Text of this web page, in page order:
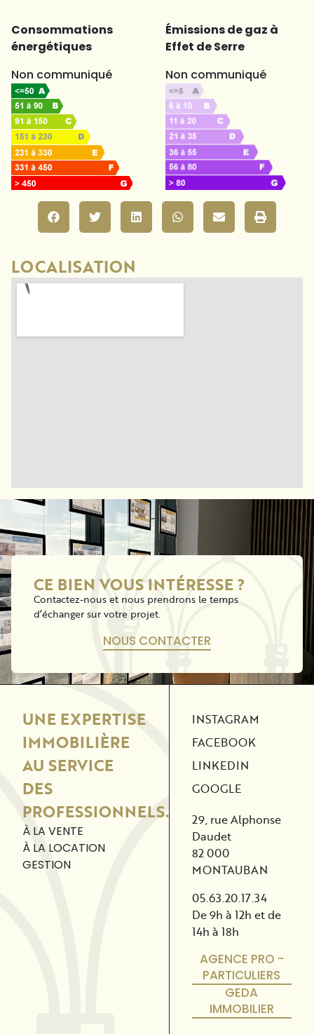
Consommations
énergétiques
Non communiqué
Émissions de gaz à
Effet de Serre
Non communiqué
LOCALISATION
CE BIEN VOUS INTÉRESSE ?
Contactez-nous et nous prendrons le temps
d’échanger sur votre projet.
NOUS CONTACTER
UNE EXPERTISE
IMMOBILIÈRE
AU SERVICE
DES
PROFESSIONNELS.
À LA VENTE
À LA LOCATION
GESTION
INSTAGRAM
FACEBOOK
LINKEDIN
GOOGLE
29, rue Alphonse
Daudet
82 000
MONTAUBAN
05.63.20.17.34
De 9h à 12h et de
14h à 18h
AGENCE PRO -
PARTICULIERS
GEDA
IMMOBILIER